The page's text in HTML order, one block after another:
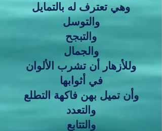
وهي تعترف له بالتمايل
والتوسل
والتبجح
والجمال
وللأزهار أن تشرب الألوان
في أثوابها
وأن تميل بهن فاكهة التطلع
والتعدد
والتتابع